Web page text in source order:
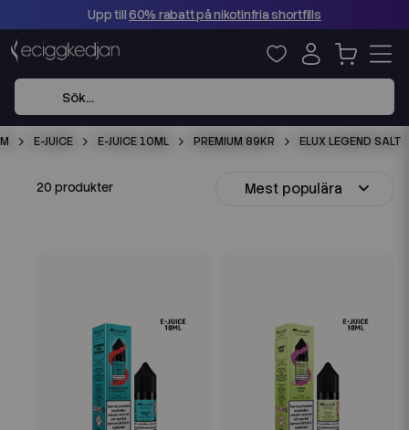
Upp till60% rabatt på nikotinfria shortfills
E-JUICE E-JUICE 10ML PREMIUM 89KR ELUX LEGEND SALT
20 produkter Mest populära